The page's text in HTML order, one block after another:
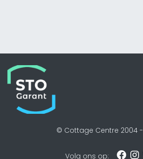
© Cottage Centre 2004 -
Volg ons op: